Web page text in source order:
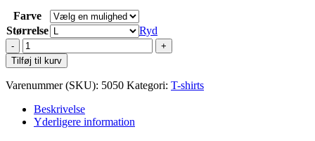
Farve
Størrelse
Ryd
TeeJays
Urban
Melange
Tee
Tilføj til kurv
Varenummer (SKU): 5050 Kategori: T-shirts
Beskrivelse
Yderligere information